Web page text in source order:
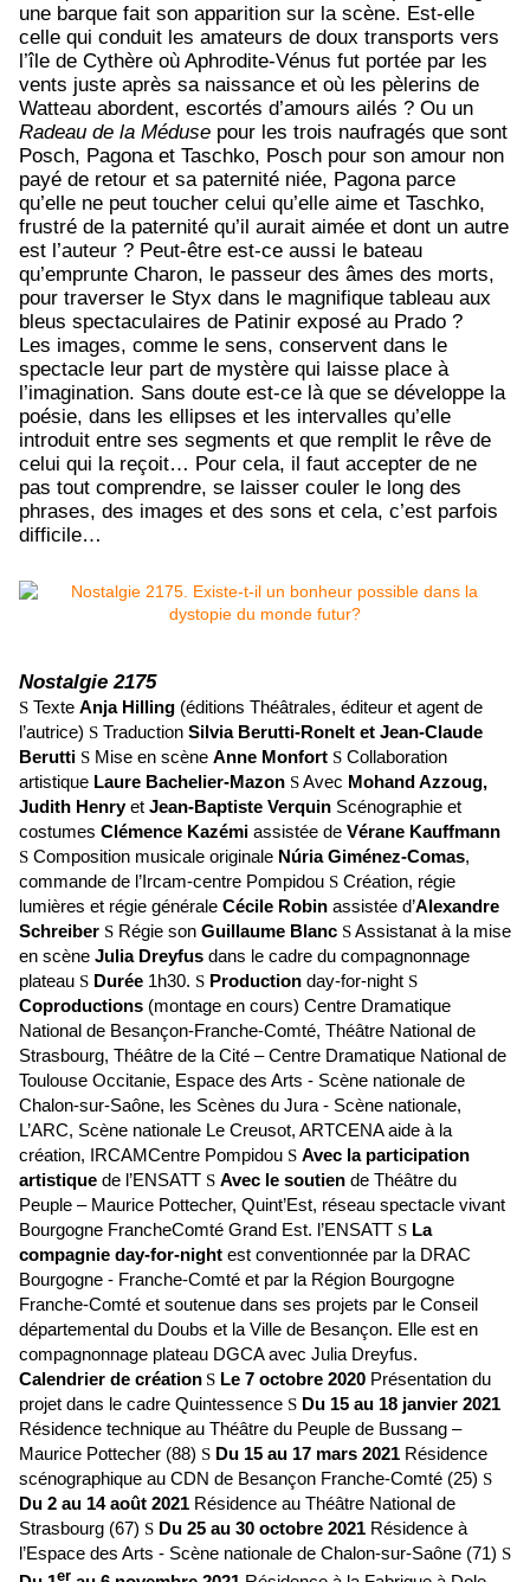
une barque fait son apparition sur la scène. Est-elle
celle qui conduit les amateurs de doux transports vers
l’île de Cythère où Aphrodite-Vénus fut portée par les
vents juste après sa naissance et où les pèlerins de
Watteau abordent, escortés d’amours ailés ? Ou un
Radeau de la Méduse pour les trois naufragés que sont
Posch, Pagona et Taschko, Posch pour son amour non
payé de retour et sa paternité niée, Pagona parce
qu’elle ne peut toucher celui qu’elle aime et Taschko,
frustré de la paternité qu’il aurait aimée et dont un autre
est l’auteur ? Peut-être est-ce aussi le bateau
qu’emprunte Charon, le passeur des âmes des morts,
pour traverser le Styx dans le magnifique tableau aux
bleus spectaculaires de Patinir exposé au Prado ?
Les images, comme le sens, conservent dans le
spectacle leur part de mystère qui laisse place à
l’imagination. Sans doute est-ce là que se développe la
poésie, dans les ellipses et les intervalles qu’elle
introduit entre ses segments et que remplit le rêve de
celui qui la reçoit… Pour cela, il faut accepter de ne
pas tout comprendre, se laisser couler le long des
phrases, des images et des sons et cela, c’est parfois
difficile…
Nostalgie 2175
S Texte Anja Hilling (éditions Théâtrales, éditeur et agent de
l’autrice) S Traduction Silvia Berutti-Ronelt et Jean-Claude
Berutti S Mise en scène Anne Monfort S Collaboration
artistique Laure Bachelier-Mazon SAvec Mohand Azzoug,
Judith Henryet Jean-Baptiste Verquin Scénographie et
costumes Clémence Kazémi assistée de Vérane Kauffmann
S Composition musicale originale Núria Giménez-Comas,
commande de l’Ircam-centre Pompidou S Création, régie
lumières et régie générale Cécile Robin assistée d’Alexandre
Schreiber S Régie son Guillaume Blanc SAssistanat à la mise
en scène Julia Dreyfus dans le cadre du compagnonnage
plateau S Durée 1h30. S Production day-for-night S
Coproductions (montage en cours) Centre Dramatique
National de Besançon-Franche-Comté, Théâtre National de
Strasbourg, Théâtre de la Cité – Centre Dramatique National de
Toulouse Occitanie, Espace des Arts - Scène nationale de
Chalon-sur-Saône, les Scènes du Jura - Scène nationale,
L’ARC, Scène nationale Le Creusot, ARTCENA aide à la
création, IRCAMCentre Pompidou S Avec la participation
artistique de l’ENSATT S Avec le soutien de Théâtre du
Peuple – Maurice Pottecher, Quint’Est, réseau spectacle vivant
Bourgogne FrancheComté Grand Est. l’ENSATT S La
compagnie day-for-night est conventionnée par la DRAC
Bourgogne - Franche-Comté et par la Région Bourgogne
Franche-Comté et soutenue dans ses projets par le Conseil
départemental du Doubs et la Ville de Besançon. Elle est en
compagnonnage plateau DGCA avec Julia Dreyfus.
Calendrier de création S Le 7 octobre 2020 Présentation du
projet dans le cadre Quintessence S Du 15 au 18 janvier 2021
Résidence technique au Théâtre du Peuple de Bussang –
Maurice Pottecher (88) S Du 15 au 17 mars 2021 Résidence
scénographique au CDN de Besançon Franche-Comté (25) S
Du 2 au 14 août 2021 Résidence au Théâtre National de
Strasbourg (67) S Du 25 au 30 octobre 2021 Résidence à
l’Espace des Arts - Scène nationale de Chalon-sur-Saône (71) S
er